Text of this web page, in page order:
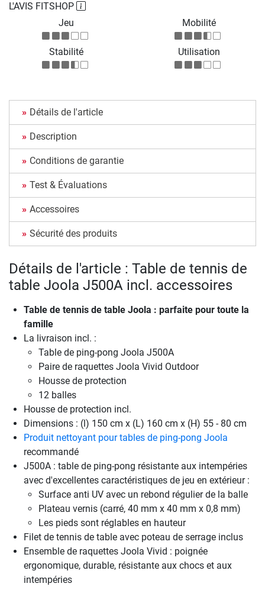
L'AVIS FITSHOP
Jeu
Mobilité
Stabilité Utilisation
Détails de l'article
Description
Conditions de garantie
Test & Évaluations
Accessoires
Sécurité des produits
Détails de l'article : Table de tennis de
table Joola J500A incl. accessoires
Table de tennis de table Joola : parfaite pour toute la
famille
La livraison incl. :
Table de ping-pong Joola J500A
Paire de raquettes Joola Vivid Outdoor
Housse de protection
12 balles
Housse de protection incl.
Dimensions : (l) 150 cm x (L) 160 cm x (H) 55 - 80 cm
Produit nettoyant pour tables de ping-pong Joola
recommandé
J500A : table de ping-pong résistante aux intempéries
avec d'excellentes caractéristiques de jeu en extérieur :
Surface anti UV avec un rebond régulier de la balle
Plateau vernis (carré, 40 mm x 40 mm x 0,8 mm)
Les pieds sont réglables en hauteur
Filet de tennis de table avec poteau de serrage inclus
Ensemble de raquettes Joola Vivid : poignée
ergonomique, durable, résistante aux chocs et aux
intempéries